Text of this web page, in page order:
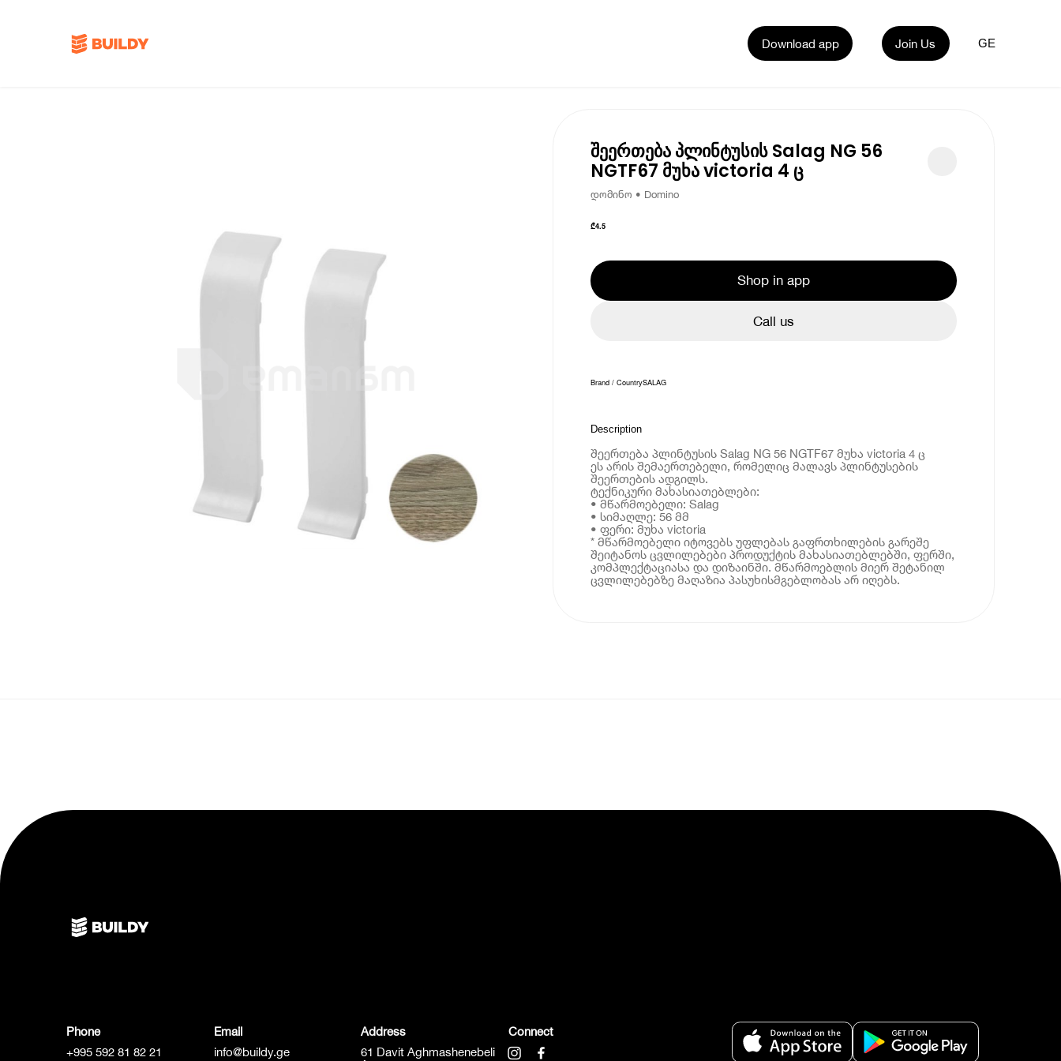
Download app Join Us GE
შეერთება პლინტუსის Salag NG 56
NGTF67 მუხა victoria 4 ც
დომინო • Domino
₾4.5
Shop in app
Call us
Brand / CountrySALAG
Description
შეერთება პლინტუსის Salag NG 56 NGTF67 მუხა victoria 4 ც
ეს არის შემაერთებელი, რომელიც მალავს პლინტუსების
შეერთების ადგილს.
ტექნიკური მახასიათებლები:
• მწარმოებელი: Salag
• სიმაღლე: 56 მმ
• ფერი: მუხა victoria
* მწარმოებელი იტოვებს უფლებას გაფრთხილების გარეშე
შეიტანოს ცვლილებები პროდუქტის მახასიათებლებში, ფერში,
კომპლექტაციასა და დიზაინში. მწარმოებლის მიერ შეტანილ
ცვლილებებზე მაღაზია პასუხისმგებლობას არ იღებს.
Phone
+995 592 81 82 21
Email
info@buildy.ge
Address
61 Davit Aghmashenebeli
Connect